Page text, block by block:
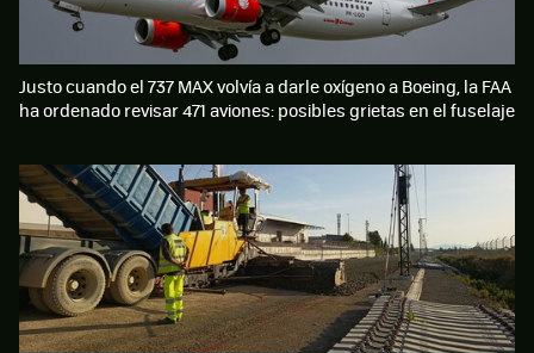
Justo cuando el 737 MAX volvía a darle oxígeno a Boeing, la FAA
ha ordenado revisar 471 aviones: posibles grietas en el fuselaje